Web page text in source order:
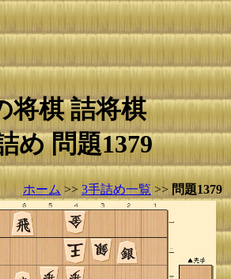
将棋 詰将棋
め 問題1379
ホーム >> 3手詰め一覧 >> 問題1379